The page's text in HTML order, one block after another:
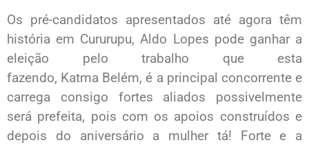
Os pré-candidatos apresentados até agora têm
história em Cururupu, Aldo Lopes pode ganhar a
eleição pelo trabalho que esta
fazendo, Katma Belém, é a principal concorrente e
carrega consigo fortes aliados possivelmente
será prefeita, pois com os apoios construídos e
depois do aniversário a mulher tá! Forte e a